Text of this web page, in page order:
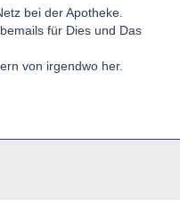
bei der Apotheke.
für Dies und Das
von irgendwo her.